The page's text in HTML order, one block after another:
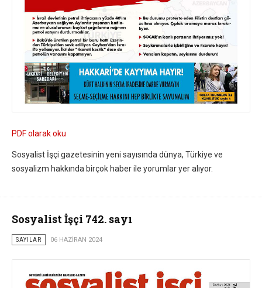
PDF olarak oku
Sosyalist İşçi gazetesinin yeni sayısında dünya, Türkiye ve
sosyalizm hakkında birçok haber ile yorumlar yer alıyor.
Sosyalist İşçi 742. sayı
SAYILAR 06 HAZIRAN 2024